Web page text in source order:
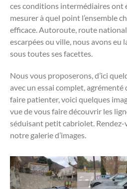
ces conditions intermédiaires ont
mesurer à quel point l’ensemble
efficace. Autoroute, route
escarpées ou ville, nous avons eu
sous toutes ses facettes.
Nous vous proposerons, d’ici
avec un essai complet,
faire patienter, voici quelques
vue de vous faire découvrir les
séduisant petit cabriolet. Rendez-
notre galerie d’images.